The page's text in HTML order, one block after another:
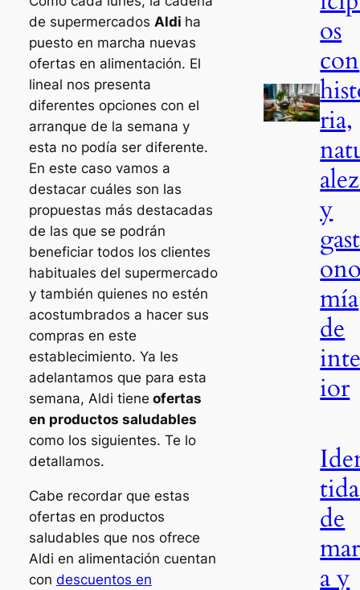
de supermercados Aldi ha
puesto en marcha nuevas
ofertas en alimentación. El
lineal nos presenta
diferentes opciones con el
arranque de la semana y
esta no podía ser diferente.
En este caso vamos a
destacar cuáles son las
propuestas más destacadas
de las que se podrán
beneficiar todos los clientes
habituales del supermercado
y también quienes no estén
acostumbrados a hacer sus
compras en este
establecimiento. Ya les
adelantamos que para esta
semana, Aldi tiene ofertas
en productos saludables
como los siguientes. Te lo
detallamos.
Cabe recordar que estas
ofertas en productos
saludables que nos ofrece
Aldi en alimentación cuentan
con descuentos en
os
con
ria,
y
mía
de
ior
de
a y